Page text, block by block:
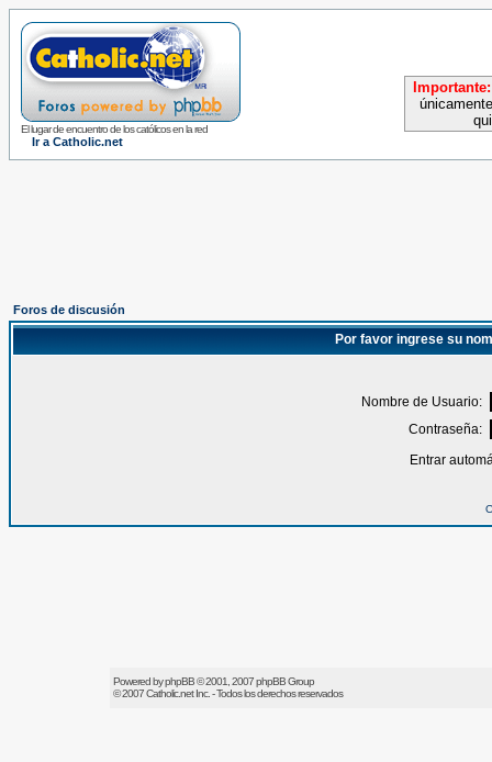
El lugar de encuentro de los católicos en la red
Ir a Catholic.net
Importante:
Foros de discusión
Por favor ingrese su
Nombre de Usuario:
Contraseña:
Entrar
Powered byphpBB© 2001, 2007 phpBB Group
© 2007Catholic.netInc. - Todos los derechos reservados